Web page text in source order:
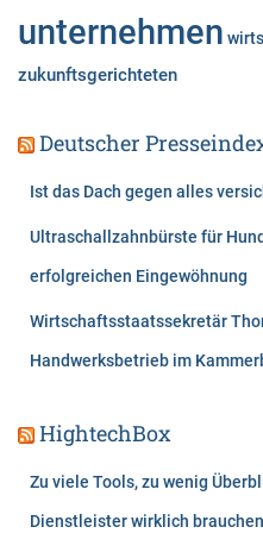
unternehmen
zukunftsgerichteten
Deutscher
Ist das Dach gegen alles
Ultraschallzahnbürste für
erfolgreichen Eingewöhnung
Wirtschaftsstaatssekretär
Handwerksbetrieb im
HightechBox
Zu viele Tools, zu wenig
Dienstleister wirklich brauchen